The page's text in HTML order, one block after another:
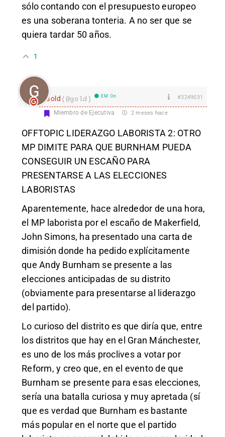
sólo contando con el presupuesto europeo
es una soberana tonteria. A no ser que se
quiera tardar 50 años.
1
Gold (@gold) EM On #3249031
Miembro de Ejecutiva 2 meses hace
OFFTOPIC LIDERAZGO LABORISTA 2: OTRO
MP DIMITE PARA QUE BURNHAM PUEDA
CONSEGUIR UN ESCAÑO PARA
PRESENTARSE A LAS ELECCIONES
LABORISTAS
Aparentemente, hace alrededor de una hora,
el MP laborista por el escaño de Makerfield,
John Simons, ha presentado una carta de
dimisión donde ha pedido explícitamente
que Andy Burnham se presente a las
elecciones anticipadas de su distrito
(obviamente para presentarse al liderazgo
del partido).
Lo curioso del distrito es que diría que, entre
los distritos que hay en el Gran Mánchester,
es uno de los más proclives a votar por
Reform, y creo que, en el evento de que
Burnham se presente para esas elecciones,
sería una batalla curiosa y muy apretada (sí
que es verdad que Burnham es bastante
más popular en el norte que el partido